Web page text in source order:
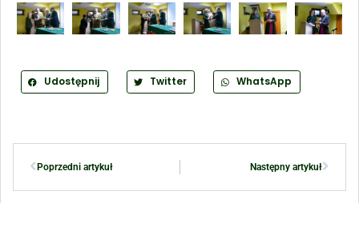
Udostępnij Twitter WhatsApp
Poprzedni artykuł Następny artykuł